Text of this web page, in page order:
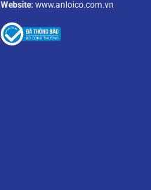
Website:www.anloico.com.vn